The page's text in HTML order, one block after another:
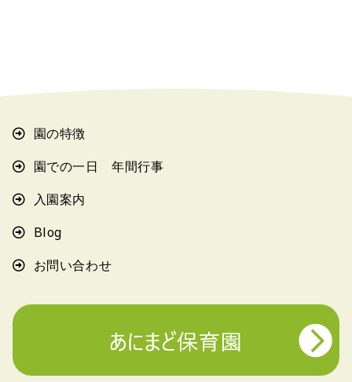
園の特徴
園での一日 年間行事
入園案内
Blog
お問い合わせ